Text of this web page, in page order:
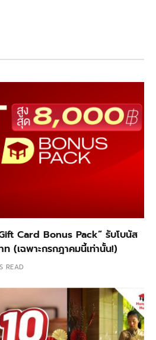
Card Bonus Pack” รับโบนัส
(เฉพาะกรกฎาคมนี้เท่านั้น!)
READ